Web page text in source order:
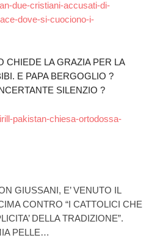
due-cristiani-accusati-di-
dove-si-cuociono-i-
CHIEDE LA GRAZIA PER LA
E PAPA BERGOGLIO ?
SILENZIO ?
pakistan-chiesa-ortodossa-
GIUSSANI, E’ VENUTO IL
CONTRO “I CATTOLICI CHE
DELLA TRADIZIONE”.
PELLE…